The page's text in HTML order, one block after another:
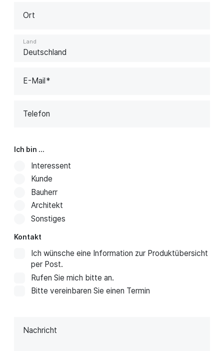
Ort
Land
E-Mail
Telefon
Ich bin ...
Interessent
Kunde
Bauherr
Architekt
Sonstiges
Kontakt
Ich wünsche eine Information zur Produktübersicht
per Post.
Rufen Sie mich bitte an.
Bitte vereinbaren Sie einen Termin
Nachricht